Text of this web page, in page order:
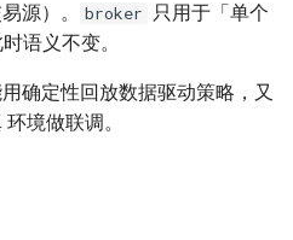
源）。 broker
只用于「单个
语义不变。
确定性回放数据驱动策略，又
境做联调。